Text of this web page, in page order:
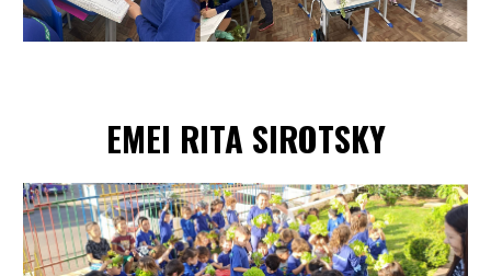
EMEI RITA SIROTSKY